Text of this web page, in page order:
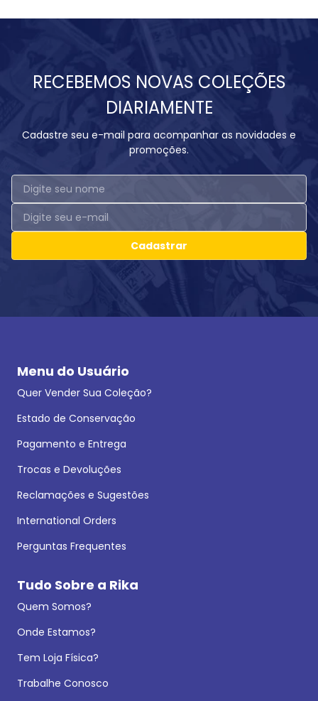
RECEBEMOS NOVAS COLEÇÕES
DIARIAMENTE
Cadastre seu e-mail para acompanhar as novidades e
promoções.
Cadastrar
Menu do Usuário
Quer Vender Sua Coleção?
Estado de Conservação
Pagamento e Entrega
Trocas e Devoluções
Reclamações e Sugestões
International Orders
Perguntas Frequentes
Tudo Sobre a Rika
Quem Somos?
Onde Estamos?
Tem Loja Física?
Trabalhe Conosco